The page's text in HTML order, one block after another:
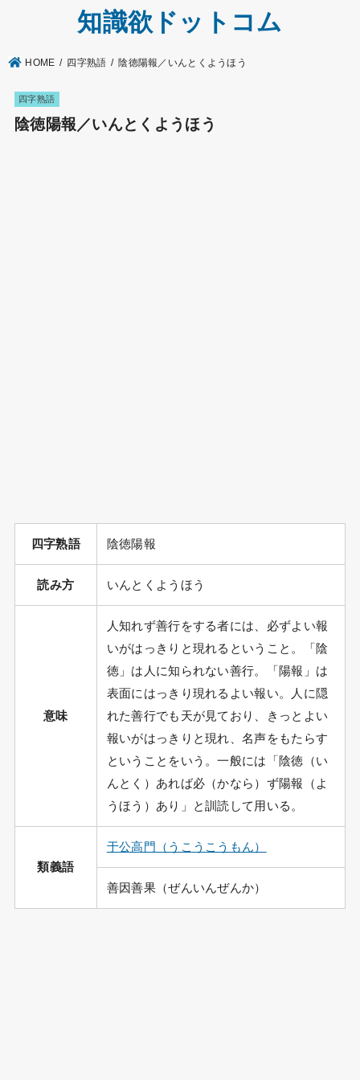
知識欲ドットコム
HOME 四字熟語 陰徳陽報／いんとくようほう
四字熟語
陰徳陽報／いんとくようほう
四字熟語 陰徳陽報
読み方 いんとくようほう
意味
人知れず善行をする者には、必ずよい報
いがはっきりと現れるということ。「陰
徳」は人に知られない善行。「陽報」は
表面にはっきり現れるよい報い。人に隠
れた善行でも天が見ており、きっとよい
報いがはっきりと現れ、名声をもたらす
ということをいう。一般には「陰徳（い
んとく）あれば必（かなら）ず陽報（よ
うほう）あり」と訓読して用いる。
類義語
于公高門（うこうこうもん）
善因善果（ぜんいんぜんか）